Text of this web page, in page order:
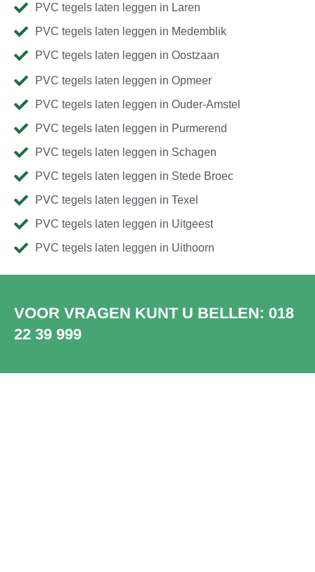
PVC tegels laten leggen in Laren
PVC tegels laten leggen in Medemblik
PVC tegels laten leggen in Oostzaan
PVC tegels laten leggen in Opmeer
PVC tegels laten leggen in Ouder-Amstel
PVC tegels laten leggen in Purmerend
PVC tegels laten leggen in Schagen
PVC tegels laten leggen in Stede Broec
PVC tegels laten leggen in Texel
PVC tegels laten leggen in Uitgeest
PVC tegels laten leggen in Uithoorn
VOOR VRAGEN KUNT U BELLEN: 018
22 39 999